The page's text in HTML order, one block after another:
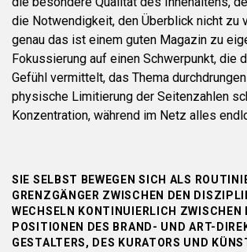
die Notwendigkeit, den Überblick nicht zu
genau das ist einem guten Magazin zu
Fokussierung auf einen Schwerpunkt, die
Gefühl vermittelt, das Thema
physische Limitierung der Seitenzahlen
Konzentration, während im Netz alles
SIE SELBST BEWEGEN SICH ALS
GRENZGÄNGER ZWISCHEN DEN
WECHSELN KONTINUIERLICH ZWISCHEN
POSITIONEN DES BRAND- UND ART-
GESTALTERS, DES KURATORS UND